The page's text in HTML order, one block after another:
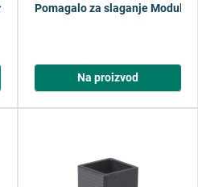
drvo
Pomagalo za slaganje Modular
Na proizvod